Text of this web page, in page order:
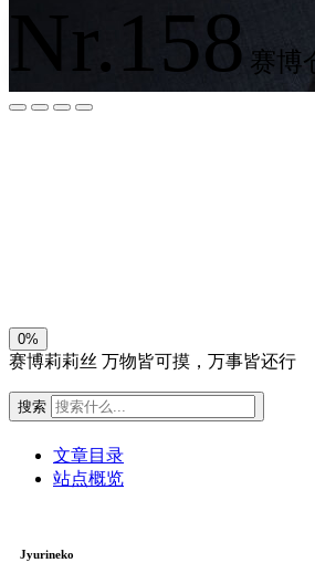
Nr.158 赛博
0%
赛博莉莉丝 万物皆可摸，万事皆还行
搜索
文章目录
站点概览
Jyurineko